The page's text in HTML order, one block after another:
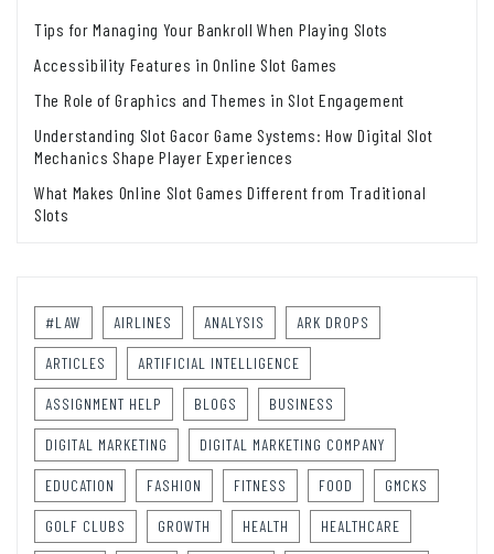
Tips for Managing Your Bankroll When Playing Slots
Accessibility Features in Online Slot Games
The Role of Graphics and Themes in Slot Engagement
Understanding Slot Gacor Game Systems: How Digital Slot
Mechanics Shape Player Experiences
What Makes Online Slot Games Different from Traditional
Slots
#LAW AIRLINES ANALYSIS ARK DROPS
ARTICLES ARTIFICIAL INTELLIGENCE
ASSIGNMENT HELP BLOGS BUSINESS
DIGITAL MARKETING DIGITAL MARKETING COMPANY
EDUCATION FASHION FITNESS FOOD GMCKS
GOLF CLUBS GROWTH HEALTH HEALTHCARE